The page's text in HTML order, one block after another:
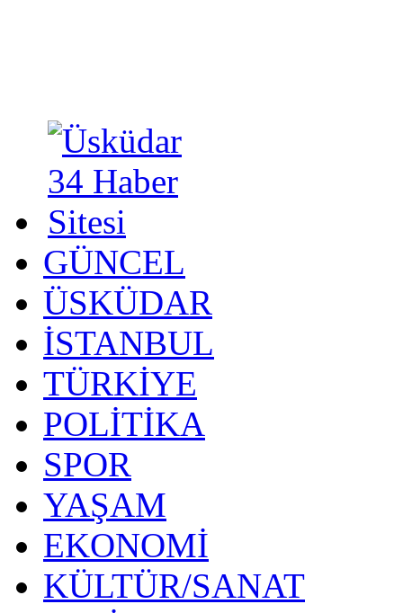
GÜNCEL
ÜSKÜDAR
İSTANBUL
TÜRKİYE
POLİTİKA
SPOR
YAŞAM
EKONOMİ
KÜLTÜR/SANAT